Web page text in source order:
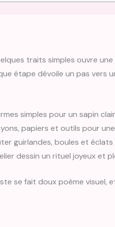
traits simples ouvre
étape dévoile un pas vers
simples pour un sapin
papiers et outils pour
guirlandes, boules et
dessin un rituel joyeux et
se fait doux poème visuel,